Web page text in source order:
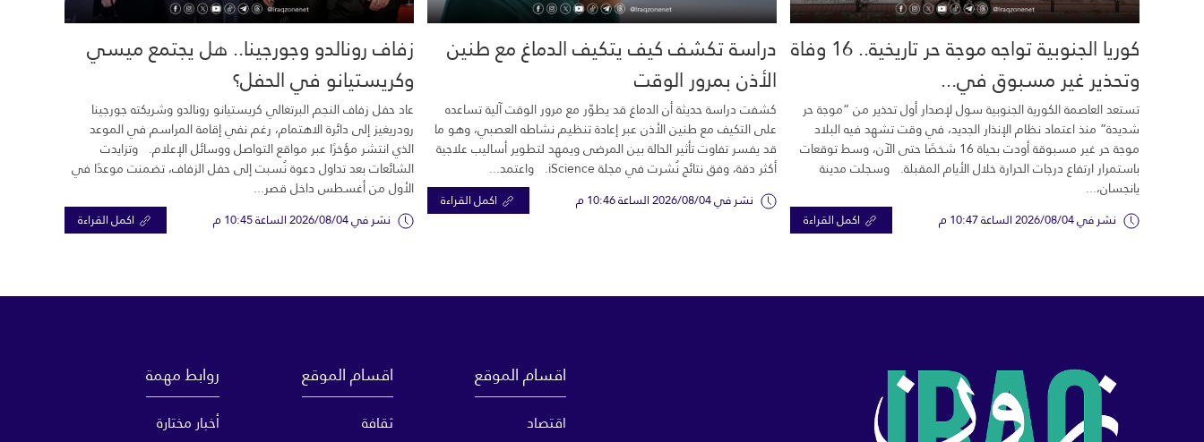
كوريا الجنوبية تواجه موجة حر تاريخية.. 16 وفاة
وتحذير غير مسبوق في...
تستعد العاصمة الكورية الجنوبية سول لإصدار أول تحذير من “موجة حر
شديدة” منذ اعتماد نظام الإنذار الجديد، في وقت تشهد فيه البلاد
موجة حر غير مسبوقة أودت بحياة 16 شخصًا حتى الآن، وسط توقعات
باستمرار ارتفاع درجات الحرارة خلال الأيام المقبلة. وسجلت مدينة
يانجسان،...
نشر في 2026/08/04 الساعة 10:47 م اكمل القراءة
دراسة تكشف كيف يتكيف الدماغ مع طنين
الأذن بمرور الوقت
كشفت دراسة حديثة أن الدماغ قد يطوّر مع مرور الوقت آلية تساعده
على التكيف مع طنين الأذن عبر إعادة تنظيم نشاطه العصبي، وهو ما
قد يفسر تفاوت تأثير الحالة بين المرضى ويمهد لتطوير أساليب علاجية
أكثر دقة، وفق نتائج نُشرت في مجلة iScience. واعتمد...
نشر في 2026/08/04 الساعة 10:46 م اكمل القراءة
زفاف رونالدو وجورجينا.. هل يجتمع ميسي
وكريستيانو في الحفل؟
عاد حفل زفاف النجم البرتغالي كريستيانو رونالدو وشريكته جورجينا
رودريغيز إلى دائرة الاهتمام، رغم نفي إقامة المراسم في الموعد
الذي انتشر مؤخرًا عبر مواقع التواصل ووسائل الإعلام. وتزايدت
الشائعات بعد تداول دعوة نُسبت إلى حفل الزفاف، تضمنت موعدًا في
الأول من أغسطس داخل قصر...
نشر في 2026/08/04 الساعة 10:45 م اكمل القراءة
اقسام الموقع
اقتصاد
اقسام الموقع
ثقافة
روابط مهمة
أخبار مختارة